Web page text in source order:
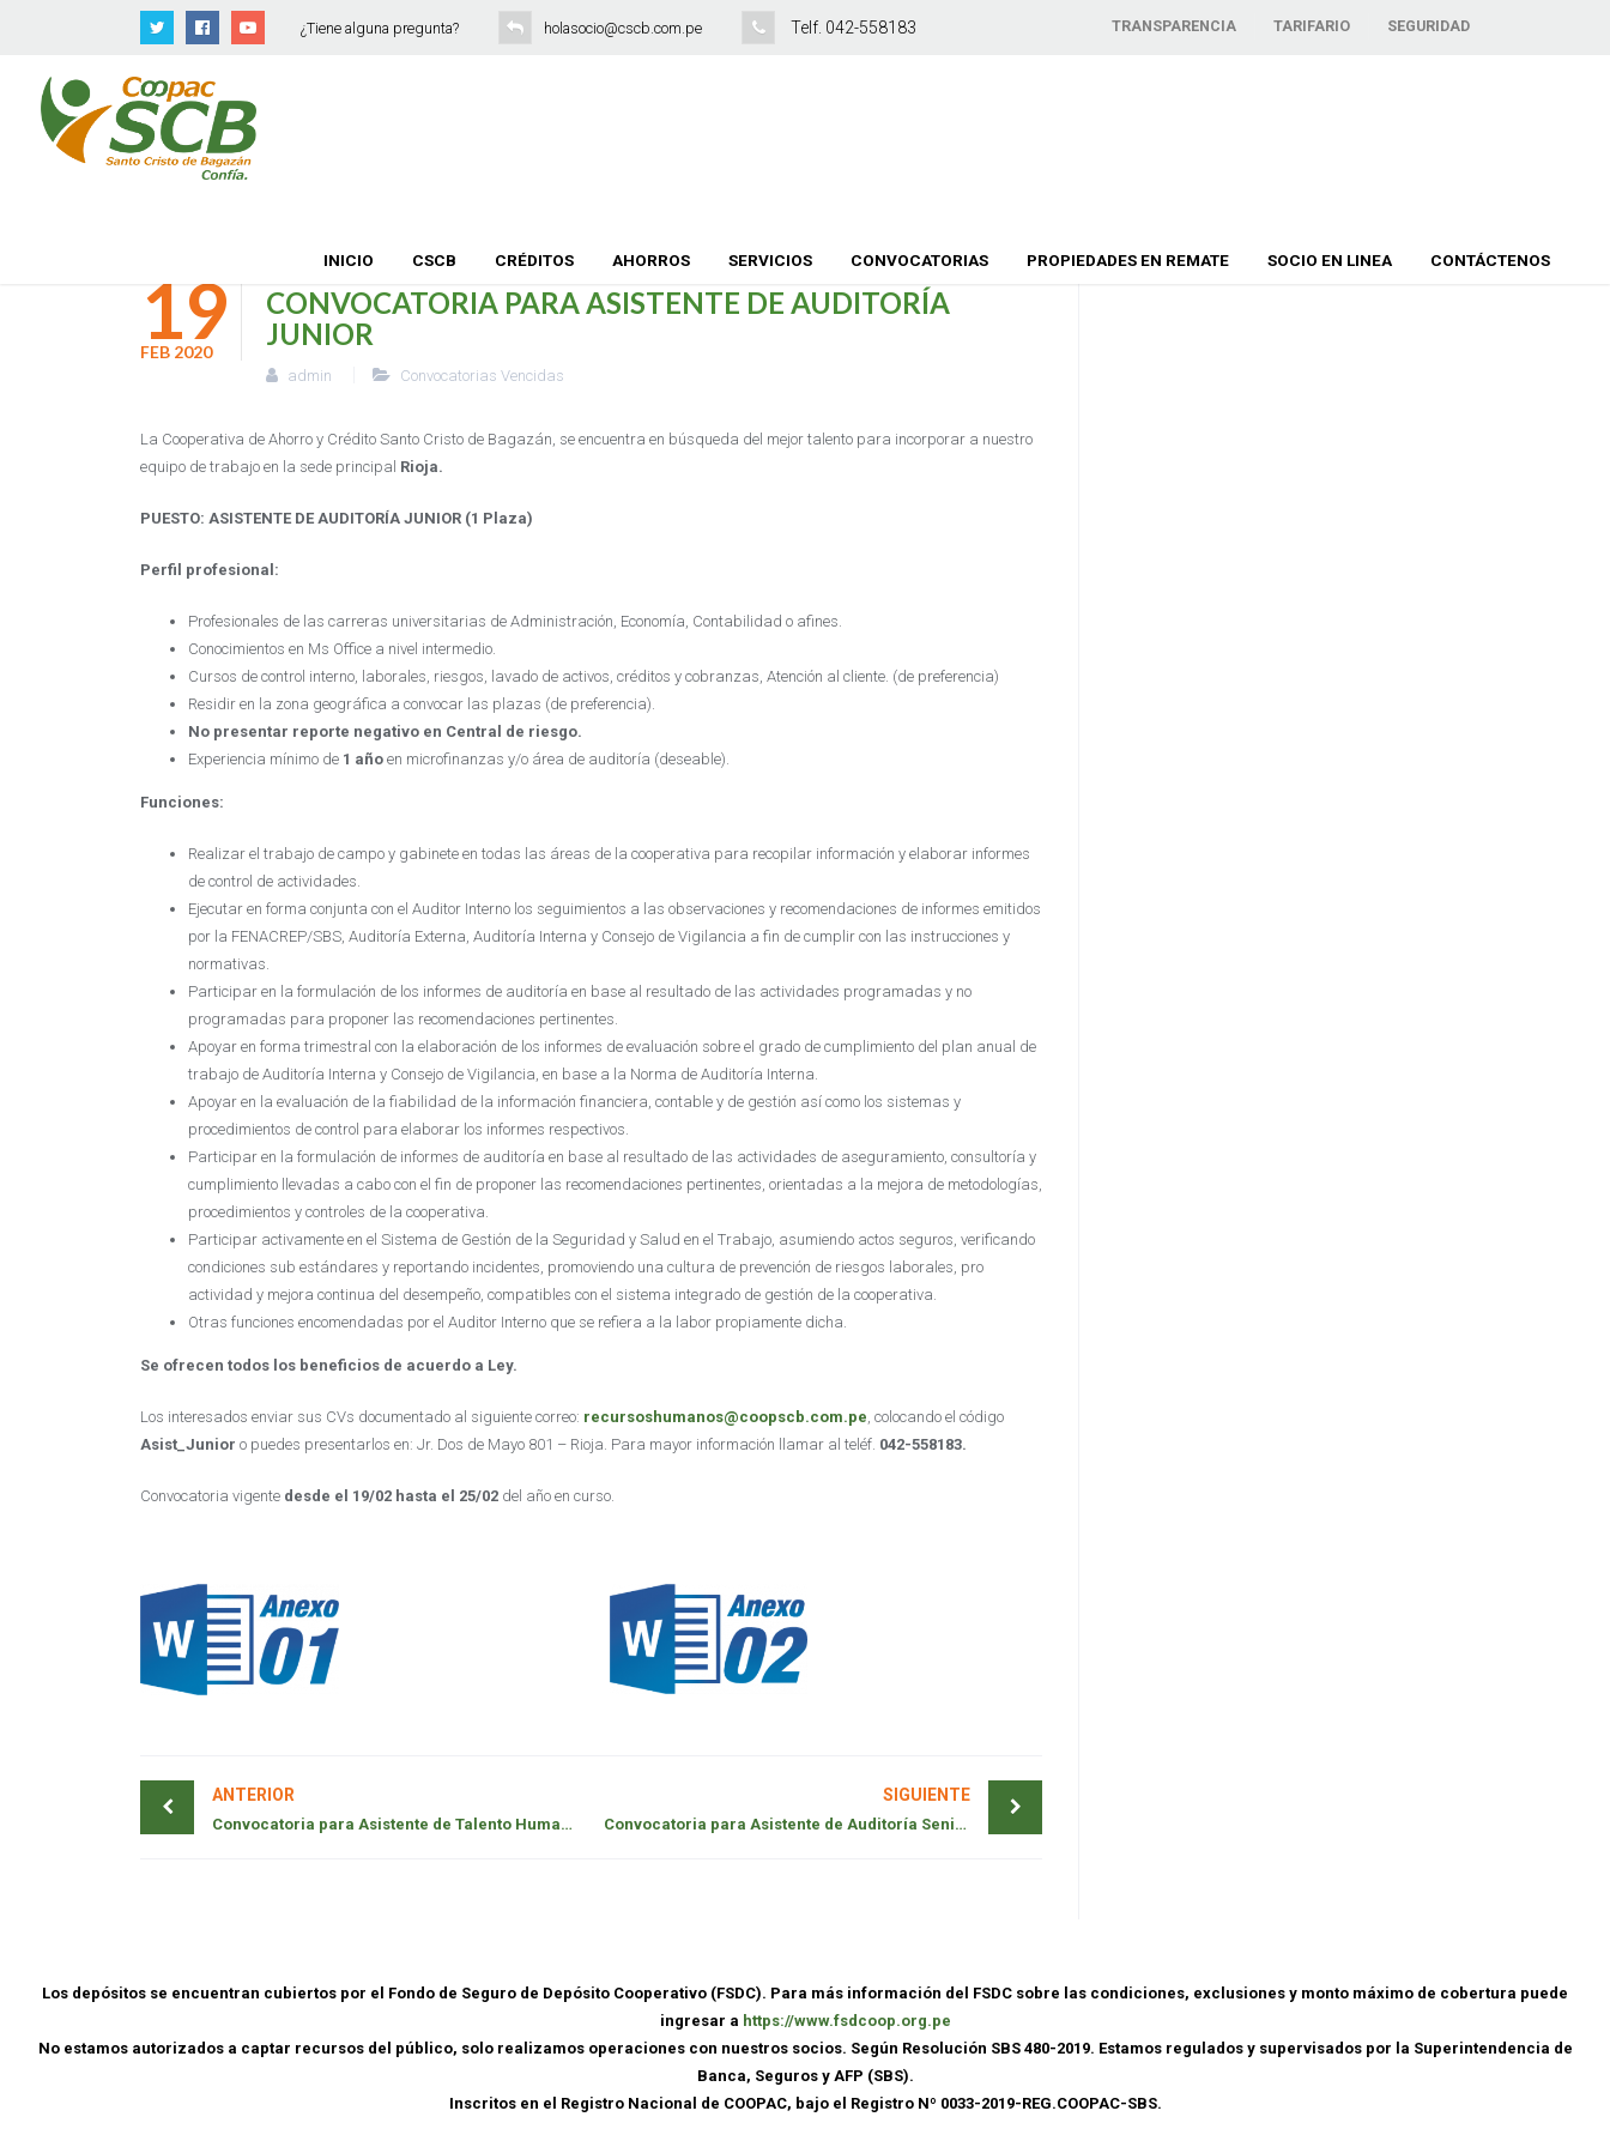
¿Tiene alguna pregunta? holasocio@cscb.com.pe Telf. 042-558183 TRANSPARENCIA TARIFARIO SEGURIDAD
INICIO CSCB CRÉDITOS AHORROS SERVICIOS CONVOCATORIAS PROPIEDADES EN REMATE SOCIO EN LINEA CONTÁCTENOS
19
FEB 2020
CONVOCATORIA PARA ASISTENTE DE AUDITORÍA
JUNIOR
admin Convocatorias Vencidas
La Cooperativa de Ahorro y Crédito Santo Cristo de Bagazán, se encuentra en búsqueda del mejor talento para incorporar a nuestro
equipo de trabajo en la sede principal Rioja.
PUESTO: ASISTENTE DE AUDITORÍA JUNIOR (1 Plaza)
Perfil profesional:
Profesionales de las carreras universitarias de Administración, Economía, Contabilidad o afines.
Conocimientos en Ms Office a nivel intermedio.
Cursos de control interno, laborales, riesgos, lavado de activos, créditos y cobranzas, Atención al cliente. (de preferencia)
Residir en la zona geográfica a convocar las plazas (de preferencia).
No presentar reporte negativo en Central de riesgo.
Experiencia mínimo de 1 año en microfinanzas y/o área de auditoría (deseable).
Funciones:
Realizar el trabajo de campo y gabinete en todas las áreas de la cooperativa para recopilar información y elaborar informes
de control de actividades.
Ejecutar en forma conjunta con el Auditor Interno los seguimientos a las observaciones y recomendaciones de informes emitidos
por la FENACREP/SBS, Auditoría Externa, Auditoría Interna y Consejo de Vigilancia a fin de cumplir con las instrucciones y
normativas.
Participar en la formulación de los informes de auditoría en base al resultado de las actividades programadas y no
programadas para proponer las recomendaciones pertinentes.
Apoyar en forma trimestral con la elaboración de los informes de evaluación sobre el grado de cumplimiento del plan anual de
trabajo de Auditoría Interna y Consejo de Vigilancia, en base a la Norma de Auditoría Interna.
Apoyar en la evaluación de la fiabilidad de la información financiera, contable y de gestión así como los sistemas y
procedimientos de control para elaborar los informes respectivos.
Participar en la formulación de informes de auditoría en base al resultado de las actividades de aseguramiento, consultoría y
cumplimiento llevadas a cabo con el fin de proponer las recomendaciones pertinentes, orientadas a la mejora de metodologías,
procedimientos y controles de la cooperativa.
Participar activamente en el Sistema de Gestión de la Seguridad y Salud en el Trabajo, asumiendo actos seguros, verificando
condiciones sub estándares y reportando incidentes, promoviendo una cultura de prevención de riesgos laborales, pro
actividad y mejora continua del desempeño, compatibles con el sistema integrado de gestión de la cooperativa.
Otras funciones encomendadas por el Auditor Interno que se refiera a la labor propiamente dicha.
Se ofrecen todos los beneficios de acuerdo a Ley.
Los interesados enviar sus CVs documentado al siguiente correo: recursoshumanos@coopscb.com.pe, colocando el código
Asist_Junior o puedes presentarlos en: Jr. Dos de Mayo 801 – Rioja. Para mayor información llamar al teléf. 042-558183.
Convocatoria vigente desde el 19/02 hasta el 25/02 del año en curso.
ANTERIOR
Convocatoria para Asistente de Talento Humano
SIGUIENTE
Convocatoria para Asistente de Auditoría Senior
Los depósitos se encuentran cubiertos por el Fondo de Seguro de Depósito Cooperativo (FSDC). Para más información del FSDC sobre las condiciones, exclusiones y monto máximo de cobertura puede
ingresar a https://www.fsdcoop.org.pe
No estamos autorizados a captar recursos del público, solo realizamos operaciones con nuestros socios. Según Resolución SBS 480-2019. Estamos regulados y supervisados por la Superintendencia de
Banca, Seguros y AFP (SBS).
Inscritos en el Registro Nacional de COOPAC, bajo el Registro Nº 0033-2019-REG.COOPAC-SBS.